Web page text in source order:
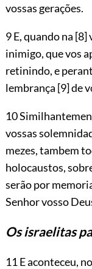
vossas gerações.
9 E, quando na [8]
inimigo, que vos
retinindo, e
lembrança [9]de
10
vossas
mezes, tambem
holocaustos,
serão por
Senhor vosso
Os israelitas
11 E aconteceu,